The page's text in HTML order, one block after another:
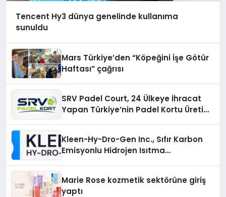
Tencent Hy3 dünya genelinde kullanıma
sunuldu
Mars Türkiye’den “Köpeğini İşe Götür
Haftası” çağrısı
SRV Padel Court, 24 Ülkeye İhracat
Yapan Türkiye’nin Padel Kortu Üretim
Kleen-Hy-Dro-Gen Inc., Sıfır Karbon
Emisyonlu Hidrojen Isıtma
Marie Rose kozmetik sektörüne giriş
yaptı